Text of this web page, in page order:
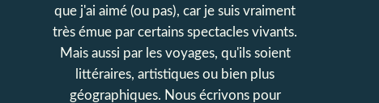
que j'ai aimé (ou pas), car je suis vraiment
très émue par certains spectacles vivants.
Mais aussi par les voyages, qu'ils soient
littéraires, artistiques ou bien plus
géographiques. Nous écrivons pour